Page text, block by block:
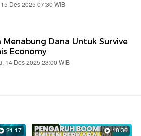
Des 2025 07:30 WIB
Menabung Dana Untuk Survive
Economy
14 Des 2025 23:00 WIB
21:17 18:36